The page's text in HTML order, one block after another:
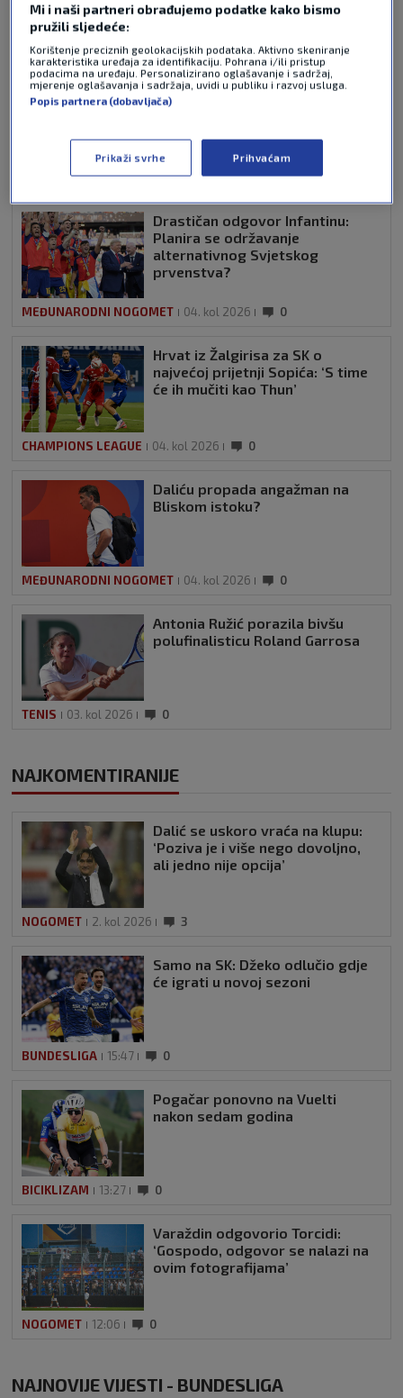
Pošalji
NAJNOVIJE VIJESTI
Drastičan odgovor Infantinu:
Planira se održavanje
alternativnog Svjetskog
prvenstva?
MEĐUNARODNI NOGOMET 04. kol 2026 0
Hrvat iz Žalgirisa za SK o
najvećoj prijetnji Sopića: ‘S time
će ih mučiti kao Thun’
CHAMPIONS LEAGUE 04. kol 2026 0
Daliću propada angažman na
Bliskom istoku?
MEĐUNARODNI NOGOMET 04. kol 2026 0
Antonia Ružić porazila bivšu
polufinalisticu Roland Garrosa
TENIS 03. kol 2026 0
NAJKOMENTIRANIJE
Dalić se uskoro vraća na klupu:
‘Poziva je i više nego dovoljno,
ali jedno nije opcija’
NOGOMET 2. kol 2026 3
Samo na SK: Džeko odlučio gdje
će igrati u novoj sezoni
BUNDESLIGA 15:47 0
Pogačar ponovno na Vuelti
nakon sedam godina
BICIKLIZAM 13:27 0
Varaždin odgovorio Torcidi:
‘Gospodo, odgovor se nalazi na
ovim fotografijama’
NOGOMET 12:06 0
NAJNOVIJE VIJESTI - BUNDESLIGA
Mi i naši partneri obrađujemo podatke kako bismo
pružili sljedeće:
Korištenje preciznih geolokacijskih podataka. Aktivno skeniranje
karakteristika uređaja za identifikaciju. Pohrana i/ili pristup
podacima na uređaju. Personalizirano oglašavanje i sadržaj,
mjerenje oglašavanja i sadržaja, uvidi u publiku i razvoj usluga.
Popis partnera (dobavljača)
Prikaži svrhe Prihvaćam